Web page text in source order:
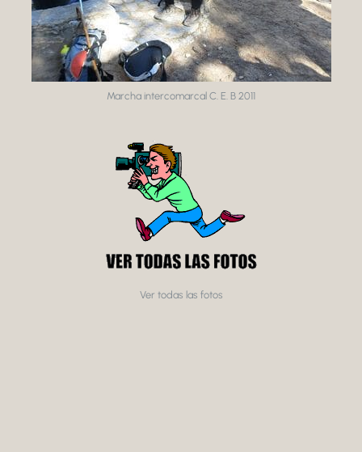
Marcha intercomarcal C. E. B 2011
Ver todas las fotos